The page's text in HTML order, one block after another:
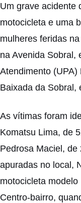
Um grave acidente
motocicleta e uma
mulheres feridas
na Avenida Sobral,
Atendimento
Baixada da Sobral,
As vítimas foram
Komatsu Lima, de
Pedrosa Maciel,
apuradas no local,
motocicleta
Centro-bairro,